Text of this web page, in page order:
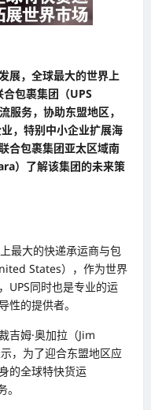
展，全球最大的世界上
包裹集团（UPS
服务，协助东盟地区，
，特别中小企业扩展海
合包裹集团亚太区域南
）了解该集团的未来策
最大的快递承运商与包
States），作为世界
UPS同时也是专业的运
性的提供者。
吉姆·奥加拉（Jim
，为了迎合东盟地区应
的全球特快货运